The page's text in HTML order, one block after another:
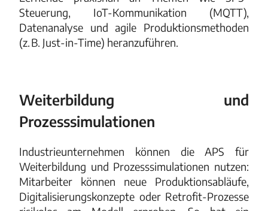
Steuerung, IoT-Kommunikation (MQTT),
Datenanalyse und agile Produktionsmethoden
(z. B. Just-in-Time) heranzuführen.
Weiterbildung und
Prozesssimulationen
Industrieunternehmen können die APS für
Weiterbildung und Prozesssimulationen nutzen:
Mitarbeiter können neue Produktionsabläufe,
Digitalisierungskonzepte oder Retrofit-Prozesse